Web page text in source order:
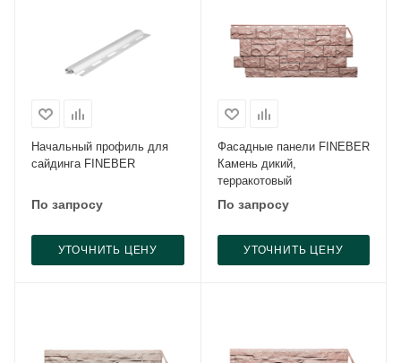
Начальный профиль для
сайдинга FINEBER
По запросу
УТОЧНИТЬ ЦЕНУ
Фасадные панели FINEBER
Камень дикий,
терракотовый
По запросу
УТОЧНИТЬ ЦЕНУ